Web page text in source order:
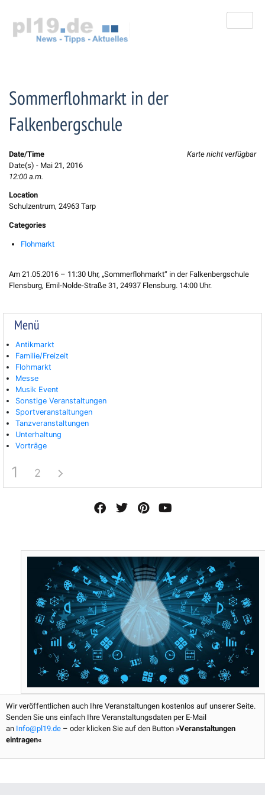
springen
Sommerflohmarkt in der
Falkenbergschule
Karte nicht verfügbar
Date/Time
Date(s) - Mai 21, 2016
12:00 a.m.
Location
Schulzentrum, 24963 Tarp
Categories
Flohmarkt
Am 21.05.2016 – 11:30 Uhr, „Sommerflohmarkt“ in der Falkenbergschule
Flensburg, Emil-Nolde-Straße 31, 24937 Flensburg. 14:00 Uhr.
Menü
Antikmarkt
Familie/Freizeit
Flohmarkt
Messe
Musik Event
Sonstige Veranstaltungen
Sportveranstaltungen
Tanzveranstaltungen
Unterhaltung
Vorträge
1 2
a
c
o
o
k
w
i
e
i
n
r
e
s
o
u
b
e
Wir veröffentlichen auch Ihre Veranstaltungen kostenlos auf unserer Seite.
Senden Sie uns einfach Ihre Veranstaltungsdaten per E-Mail
an Info@pl19.de – oder klicken Sie auf den Button »Veranstaltungen
eintragen«